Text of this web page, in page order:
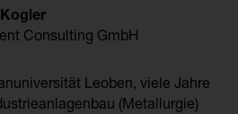
Consulting GmbH
Leoben, viele Jahre
(Metallurgie)